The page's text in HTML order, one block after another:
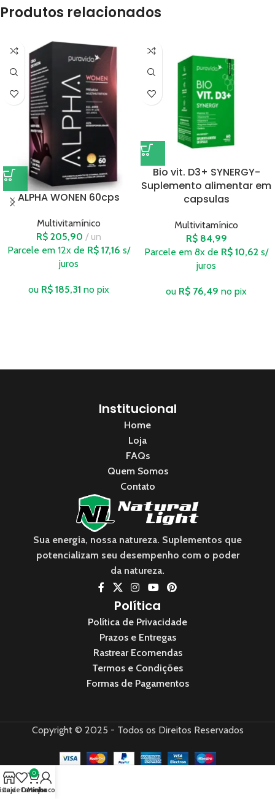
Produtos relacionados
ALPHA WONEN 60cps
Multivitamínico
R$ 205,90
un
Parcele em 12x de R$ 17,16 s/
juros
ou R$ 185,31 no pix
Bio vit. D3+ SYNERGY-
Suplemento alimentar em
capsulas
Multivitamínico
R$84,99
Parcele em 8x de R$ 10,62 s/
juros
ou R$ 76,49 no pix
Institucional
Home
Loja
FAQs
Quem Somos
Contato
Sua energia, nossa natureza. Suplementos que
potencializam seu desempenho com o poder
da natureza.
Política
Política de Privacidade
Prazos e Entregas
Rastrear Ecomendas
Termos e Condições
Formas de Pagamentos
Copyright © 2025 - Todos os Direitos Reservados
Lojade Desejos
0
Carrinho
Minha conta